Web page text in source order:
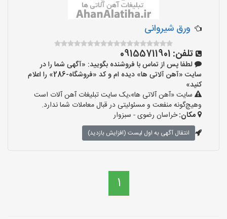
ورق شیروانی
تلفن: 09155711901
لطفا پس از تماس با فروشنده بگویید: «آگهی شما را در
سایت «آهن آلاتی ها» دیده ام و کد «فروشگاه-286» را اعلام
کنید»
سایت «آهن آلاتی ها»،یک سایت تبلیغات آهن آلات است
وهیچ‌گونه منفعت و مسئولیتی در قبال معاملات شما ندارد.
مکان:خراسان رضوی - سبزوار
انتقال آگهی به اول لیست (افزایش بازدید)
1